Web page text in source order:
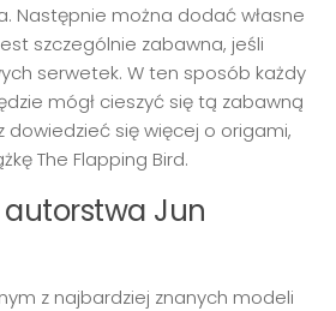
Następnie można dodać własne
szczególnie zabawna, jeśli
serwetek. W ten sposób każdy
mógł cieszyć się tą zabawną
dowiedzieć się więcej o origami,
The Flapping Bird.
Jun
z najbardziej znanych modeli